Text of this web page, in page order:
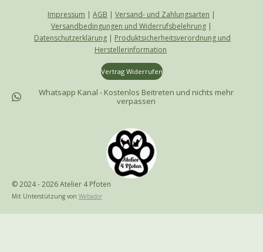
Impressum | AGB | Versand- und Zahlungsarten |
Versandbedingungen und Widerrufsbelehrung |
Datenschutzerklärung | Produktsicherheitsverordnung und
Herstellerinformation
Vertrag Widerrufen
Whatsapp Kanal - Kostenlos Beitreten und nichts mehr
verpassen
© 2024 - 2026 Atelier 4 Pfoten
Mit Unterstützung von Webador